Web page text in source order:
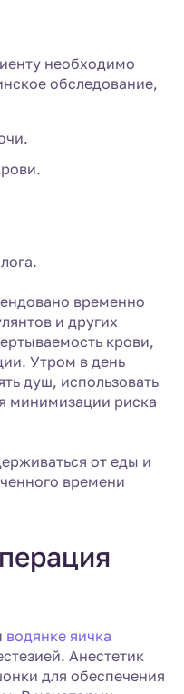
необходимо
обследование,
временно
и других
крови,
Утром в день
душ, использовать
минимизации риска
от еды и
времени
водянке яичка
Анестетик
для обеспечения